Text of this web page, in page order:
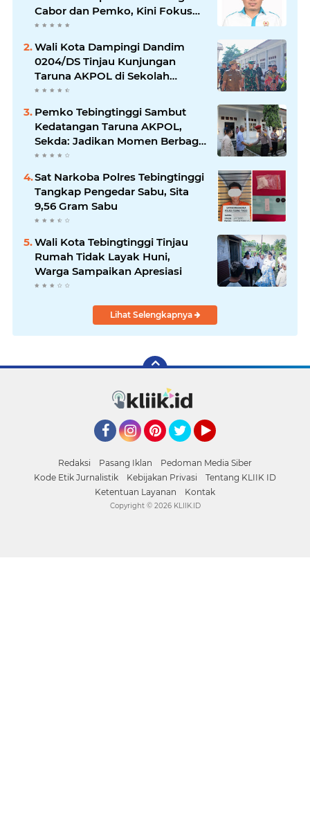
Cabor dan Pemko, Kini Fokus
Menuju PORPROVSU 2026
Wali Kota Dampingi Dandim
0204/DS Tinjau Kunjungan
Taruna AKPOL di Sekolah
Rakyat Tebingtinggi
Pemko Tebingtinggi Sambut
Kedatangan Taruna AKPOL,
Sekda: Jadikan Momen Berbagi
Ilmu
Sat Narkoba Polres Tebingtinggi
Tangkap Pengedar Sabu, Sita
9,56 Gram Sabu
Wali Kota Tebingtinggi Tinjau
Rumah Tidak Layak Huni,
Warga Sampaikan Apresiasi
Lihat Selengkapnya
Redaksi Pasang Iklan
Pedoman Media Siber
Kode Etik Jurnalistik
Kebijakan Privasi
Tentang KLIIK ID
Ketentuan Layanan
Kontak
Copyright © 2026 KLIIK.ID